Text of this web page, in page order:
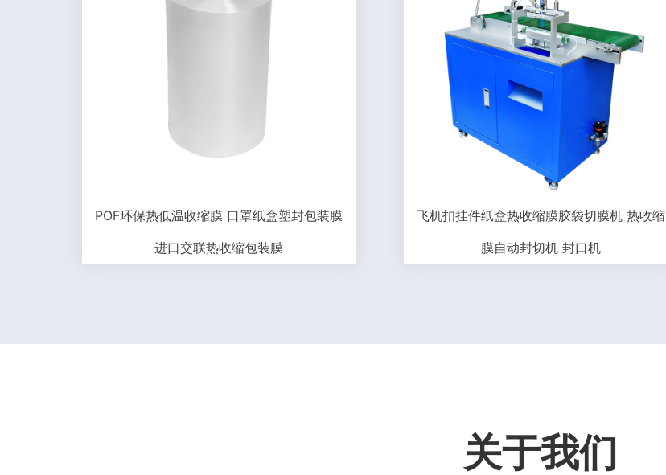
POF环保热低温收缩膜 口罩纸盒塑封包装膜
进口交联热收缩包装膜
飞机扣挂件纸盒热收缩膜胶袋切膜机 热收缩
膜自动封切机 封口机
关于我们